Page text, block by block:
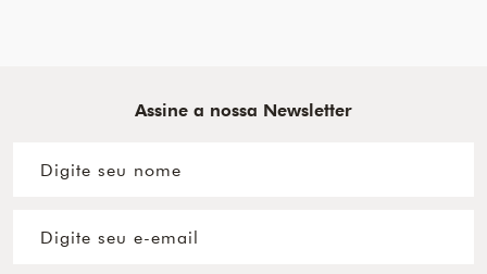
Assine a nossa Newsletter